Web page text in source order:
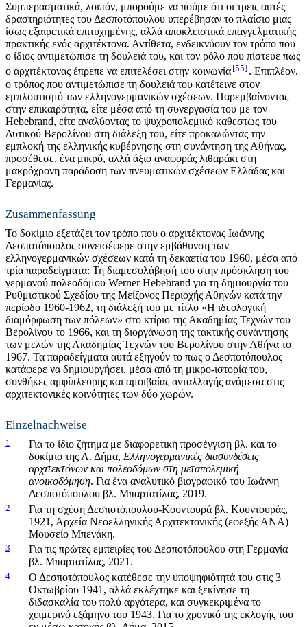
Συμπερασματικά, λοιπόν, μπορούμε να πούμε ότι οι τρεις αυτές
δραστηριότητες του Δεσποτόπουλου υπερέβησαν το πλαίσιο μιας
ίσως εξαιρετικά επιτυχημένης, αλλά αποκλειστικά επαγγελματικής
πρακτικής ενός αρχιτέκτονα. Αντίθετα, ενδεικνύουν τον τρόπο που
ο ίδιος αντιμετώπισε τη δουλειά του, και τον ρόλο που πίστευε πως
ο αρχιτέκτονας έπρεπε να επιτελέσει στην κοινωνία 55 . Επιπλέον,
ο τρόπος που αντιμετώπισε τη δουλειά του κατέτεινε στον
εμπλουτισμό των ελληνογερμανικών σχέσεων. Παρεμβαίνοντας
στην επικαιρότητα, είτε μέσα από τη συνεργασία του με τον
Hebebrand, είτε αναλύοντας το ψυχροπολεμικό καθεστώς του
Δυτικού Βερολίνου στη διάλεξη του, είτε προκαλώντας την
εμπλοκή της ελληνικής κυβέρνησης στη συνάντηση της Αθήνας,
προσέθεσε, ένα μικρό, αλλά άξιο αναφοράς λιθαράκι στη
μακρόχρονη παράδοση των πνευματικών σχέσεων Ελλάδας και
Γερμανίας.
Zusammenfassung
Το δοκίμιο εξετάζει τον τρόπο που ο αρχιτέκτονας Ιωάννης
Δεσποτόπουλος συνεισέφερε στην εμβάθυνση των
ελληνογερμανικών σχέσεων κατά τη δεκαετία του 1960, μέσα από
τρία παραδείγματα: Τη διαμεσολάβησή του στην πρόσκληση του
γερμανού πολεοδόμου Werner Hebebrand για τη δημιουργία του
Ρυθμιστικού Σχεδίου της Μείζονος Περιοχής Αθηνών κατά την
περίοδο 1960-1962, τη διάλεξή του με τίτλο «Η ιδεολογική
διαμόρφωση των πόλεων» στο κτίριο της Ακαδημίας Τεχνών του
Βερολίνου το 1966, και τη διοργάνωση της τακτικής συνάντησης
των μελών της Ακαδημίας Τεχνών του Βερολίνου στην Αθήνα το
1967. Τα παραδείγματα αυτά εξηγούν το πως ο Δεσποτόπουλος
κατάφερε να δημιουργήσει, μέσα από τη μικρο-ιστορία του,
συνθήκες αμφίπλευρης και αμοιβαίας ανταλλαγής ανάμεσα στις
αρχιτεκτονικές κοινότητες των δύο χωρών.
Einzelnachweise
1
Για το ίδιο ζήτημα με διαφορετική προσέγγιση βλ. και το
δοκίμιο της Λ. Δήμα, Ελληνογερμανικές διασυνδέσεις
αρχιτεκτόνων και πολεοδόμων στη μεταπολεμική
ανοικοδόμηση. Για ένα αναλυτικό βιογραφικό του Ιωάννη
Δεσποτόπουλου βλ. Μπαρτατίλας, 2019.
2
Για τη σχέση Δεσποτόπουλου-Κουντουρά βλ. Κουντουράς,
1921, Αρχεία Νεοελληνικής Αρχιτεκτονικής (εφεξής ΑΝΑ) –
Μουσείο Μπενάκη.
3
Για τις πρώτες εμπειρίες του Δεσποτόπουλου στη Γερμανία
βλ. Μπαρτατίλας, 2021.
4
Ο Δεσποτόπουλος κατέθεσε την υποψηφιότητά του στις 3
Οκτωβρίου 1941, αλλά εκλέχτηκε και ξεκίνησε τη
διδασκαλία του πολύ αργότερα, και συγκεκριμένα το
χειμερινό εξάμηνο του 1943. Για το χρονικό της εκλογής του